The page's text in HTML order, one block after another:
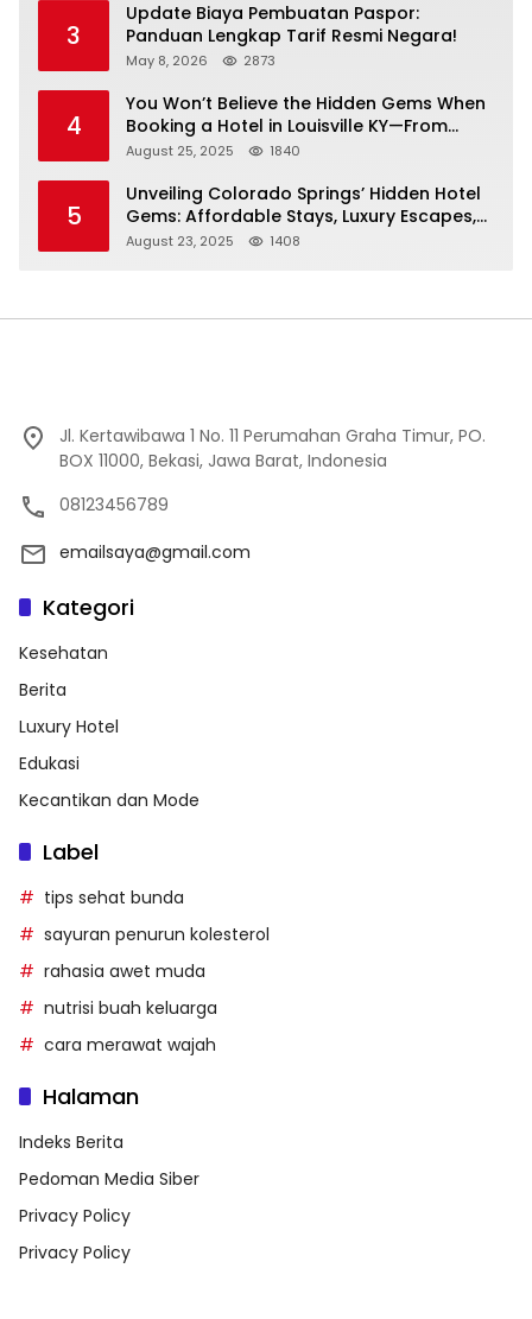
3
Update Biaya Pembuatan Paspor:
Panduan Lengkap Tarif Resmi Negara!
May 8, 2026 2873
4
You Won’t Believe the Hidden Gems When
Booking a Hotel in Louisville KY—From
Cheap to Luxe!
August 25, 2025 1840
5
Unveiling Colorado Springs’ Hidden Hotel
Gems: Affordable Stays, Luxury Escapes,
and Everything In Between!
August 23, 2025 1408
Jl. Kertawibawa 1 No. 11 Perumahan Graha Timur, PO.
BOX 11000, Bekasi, Jawa Barat, Indonesia
08123456789
emailsaya@gmail.com
Kategori
Kesehatan
Berita
Luxury Hotel
Edukasi
Kecantikan dan Mode
Label
tips sehat bunda
sayuran penurun kolesterol
rahasia awet muda
nutrisi buah keluarga
cara merawat wajah
Halaman
Indeks Berita
Pedoman Media Siber
Privacy Policy
Privacy Policy